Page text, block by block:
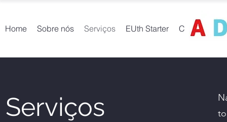
Home Sobre nós Serviços EUth Starter Contactos
Serviços